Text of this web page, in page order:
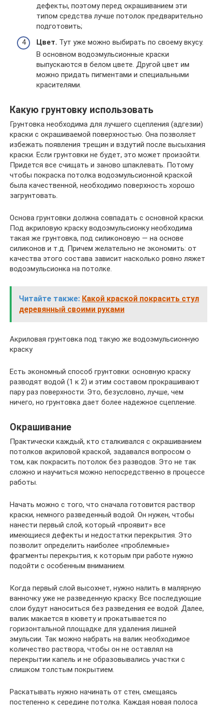
дефекты, поэтому перед окрашиванием эти
типом средства лучше потолок предварительно
подготовить;
Цвет. Тут уже можно выбирать по своему вкусу.
В основном водоэмульсионные краски
выпускаются в белом цвете. Другой цвет им
можно придать пигментами и специальными
красителями.
Какую грунтовку использовать
Грунтовка необходима для лучшего сцепления (адгезии)
краски с окрашиваемой поверхностью. Она позволяет
избежать появления трещин и вздутий после высыхания
краски. Если грунтовки не будет, это может произойти.
Придется все счищать и заново шпаклевать. Потому
чтобы покраска потолка водоэмульсионной краской
была качественной, необходимо поверхность хорошо
загрунтовать.
Основа грунтовки должна совпадать с основной краски.
Под акриловую краску водоэмульсионку необходима
такая же грунтовка, под силиконовую — на основе
силиконов и т.д. Причем желательно не экономить: от
качества этого состава зависит насколько ровно ляжет
водоэмульсионка на потолке.
Читайте также: Какой краской покрасить стул
деревянный своими руками
Акриловая грунтовка под такую же водоэмульсионную
краску
Есть экономный способ грунтовки: основную краску
разводят водой (1 к 2) и этим составом прокрашивают
пару раз поверхности. Это, безусловно, лучше, чем
ничего, но грунтовка дает более надежное сцепление.
Окрашивание
Практически каждый, кто сталкивался с окрашиванием
потолков акриловой краской, задавался вопросом о
том, как покрасить потолок без разводов. Это не так
сложно и научиться можно непосредственно в процессе
работы.
Начать можно с того, что сначала готовится раствор
краски, немного разведенный водой. Он нужен, чтобы
нанести первый слой, который «проявит» все
имеющиеся дефекты и недостатки перекрытия. Это
позволит определить наиболее «проблемные»
фрагменты перекрытия, к которым при работе нужно
подойти с особенным вниманием.
Когда первый слой высохнет, нужно налить в малярную
ванночку уже не разведенную краску. Все последующие
слои будут наноситься без разведения ее водой. Далее,
валик макается в кювету и прокатывается по
горизонтальной площадке для удаления лишней
эмульсии. Так можно набрать на валик необходимое
количество раствора, чтобы он не оставлял на
перекрытии капель и не образовывались участки с
слишком толстым покрытием.
Раскатывать нужно начинать от стен, смещаясь
постепенно к середине потолка. Каждая новая полоса